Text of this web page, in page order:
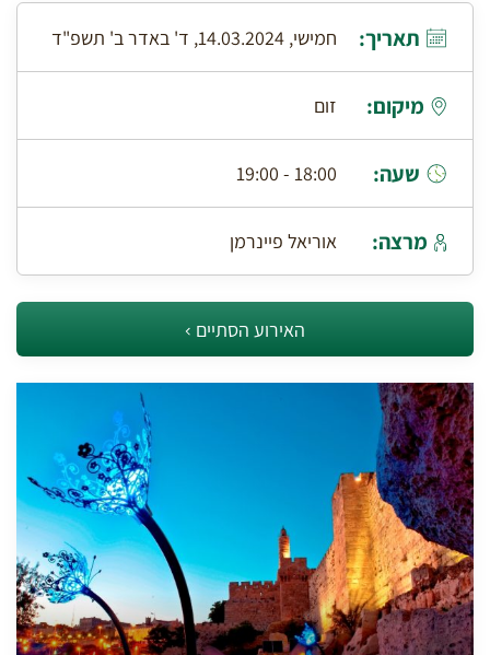
תאריך: חמישי, 14.03.2024, ד' באדר ב' תשפ"ד
מיקום: זום
שעה: 18:00 - 19:00
מרצה: אוריאל פיינרמן
האירוע הסתיים